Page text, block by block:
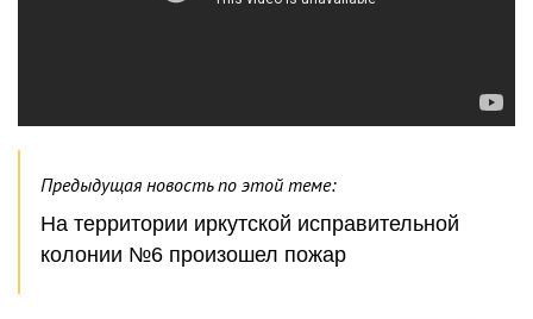
Предыдущая новость по этой теме:
На территории иркутской исправительной
колонии №6 произошел пожар